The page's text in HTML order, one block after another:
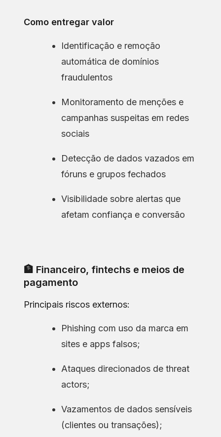
Como entregar valor
Identificação e remoção
automática de domínios
fraudulentos
Monitoramento de menções e
campanhas suspeitas em redes
sociais
Detecção de dados vazados em
fóruns e grupos fechados
Visibilidade sobre alertas que
afetam confiança e conversão
🏦 Financeiro, fintechs e meios de
pagamento
Principais riscos externos:
Phishing com uso da marca em
sites e apps falsos;
Ataques direcionados de threat
actors;
Vazamentos de dados sensíveis
(clientes ou transações);